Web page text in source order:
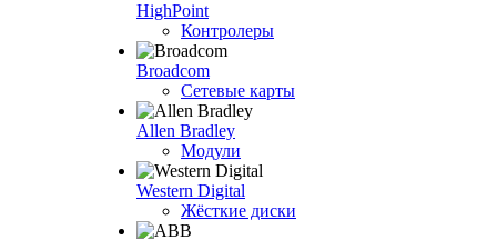
HighPoint
Контролеры
Broadcom
Сетевые карты
Allen Bradley
Модули
Western Digital
Жёсткие диски